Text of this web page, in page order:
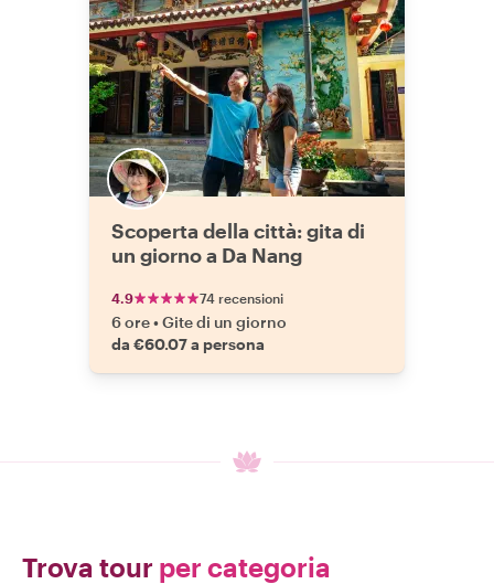
Scoperta della città: gita di
un giorno a Da Nang
4.9 74 recensioni
6 ore•Gite di un giorno
da €60.07 a persona
Trova tour per categoria